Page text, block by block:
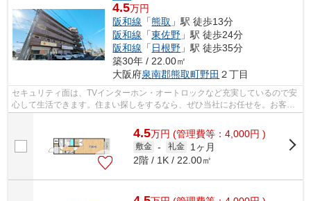
4.5万円
阪和線 「熊取 」駅 徒歩13分
阪和線 「東佐野 」駅 徒歩24分
阪和線 「 日根野 」駅 徒歩35分
築30年 / 22.00㎡
大阪府泉南郡熊取町野田 ２丁目
セキュリティ面は、TVインターホン・オートロックなど充実しているので安
心して生活できます。住まい探しをするなら、ぜひ当社にお任せを。お客様
4.5万円 (管理費等：4,000円 )
敷金 - 礼金
1ヶ月
2階 / 1K / 22.00㎡